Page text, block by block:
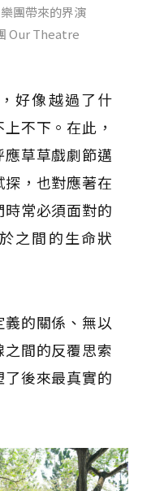
團帶來的界演
Our Theatre
好像越過了什
不下。在此，
應草草戲劇節邁
，也對應著在
常必須面對的
之間的生命狀
的關係、無以
間的反覆思索
後來最真實的